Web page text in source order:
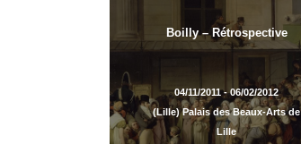
Boilly – Rétrospective
04/11/2011 - 06/02/2012
(Lille) Palais des Beaux-Arts de
Lille